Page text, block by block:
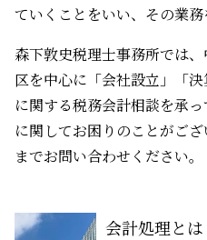
ていくことをいい、その業務
森下敦史税理士事務所では
区を中心に「会社設立」「
に関する税務会計相談を承
に関してお困りのことがご
までお問い合わせください。
会計処理と